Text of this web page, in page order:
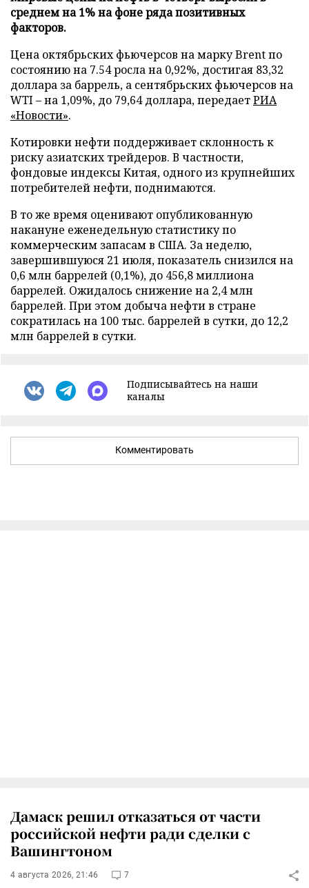
среднем на 1% на фоне ряда позитивных
факторов.
Цена октябрьских фьючерсов на марку Brent по
состоянию на 7.54 росла на 0,92%, достигая 83,32
доллара за баррель, а сентябрьских фьючерсов на
WTI – на 1,09%, до 79,64 доллара, передаетРИА
«Новости».
Котировки нефти поддерживает склонность к
риску азиатских трейдеров. В частности,
фондовые индексы Китая, одного из крупнейших
потребителей нефти, поднимаются.
В то же время оценивают опубликованную
накануне еженедельную статистику по
коммерческим запасам в США. За неделю,
завершившуюся 21 июля, показатель снизился на
0,6 млн баррелей (0,1%), до 456,8 миллиона
баррелей. Ожидалось снижение на 2,4 млн
баррелей. При этом добыча нефти в стране
сократилась на 100 тыс. баррелей в сутки, до 12,2
млн баррелей в сутки.
Подписывайтесь на наши
каналы
Комментировать
Дамаск решил отказаться от части
российской нефти ради сделки с
Вашингтоном
4 августа 2026, 21:46 7